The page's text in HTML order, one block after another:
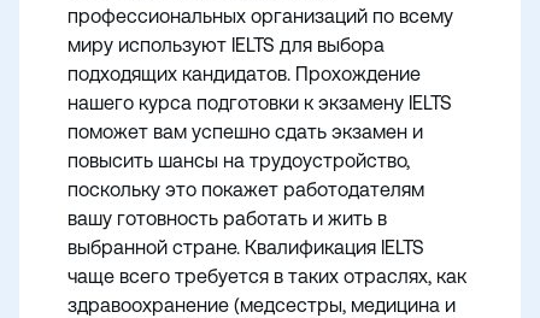
профессиональных организаций по всему
миру используют IELTS для выбора
подходящих кандидатов. Прохождение
нашего курса подготовки к экзамену IELTS
поможет вам успешно сдать экзамен и
повысить шансы на трудоустройство,
поскольку это покажет работодателям
вашу готовность работать и жить в
выбранной стране. Квалификация IELTS
чаще всего требуется в таких отраслях, как
здравоохранение (медсестры, медицина и